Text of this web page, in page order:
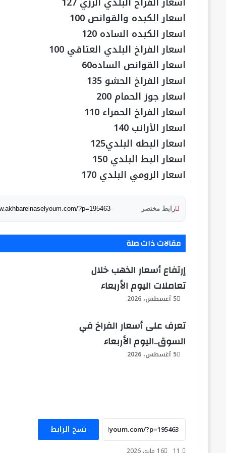
اسعار الكبده والقوانص 100
اسعار الكبده الساده 120
اسعار الفراخ البلدي العتاقي 100
اسعار القوانص الساده60
اسعار الفراخ الحشو 135
اسعار جوز الحمام 200
اسعار الفراخ الحمراء 110
اسعار الأرانب 140
اسعار البطه البلدي125
اسعار البط البلدي 150
اسعار الرومي البلدي 170
رابط مختصر ?p=195463
مقالات ذات صلة
إرتفاع أسعار الذهب خلال
تعاملات اليوم الأربعاء
5 أغسطس، 2026
تعرف على أسعار الفراخ في
السوق..اليوم الأربعاء
5 أغسطس، 2026
نسخ الرابط
تعرف على أسعار الدولار والعملات خلال
تعاملات اليوم الثلاثاء 4 أغسطس